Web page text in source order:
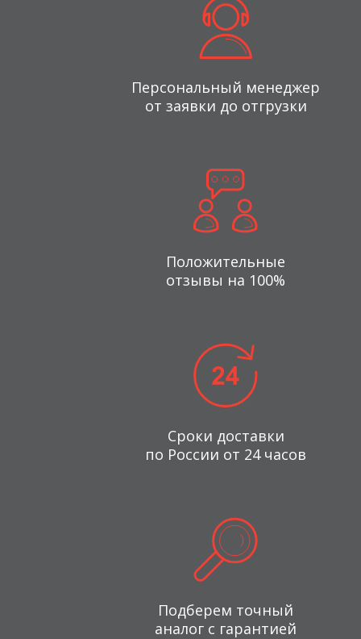
Персональный менеджер
от заявки до отгрузки
Положительные
отзывы на 100%
Сроки доставки
по России от 24 часов
Подберем точный
аналог с гарантией